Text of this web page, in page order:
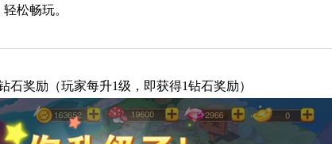
松畅玩。
奖励（玩家每升1级，即获得1钻石奖励）